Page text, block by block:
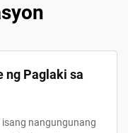
ng Paglaki sa
nangungunang